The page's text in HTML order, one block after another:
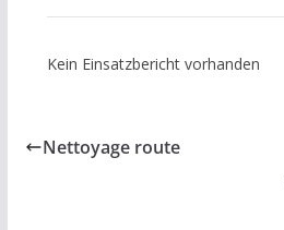
Kein Einsatzbericht vorhanden
Nettoyage route